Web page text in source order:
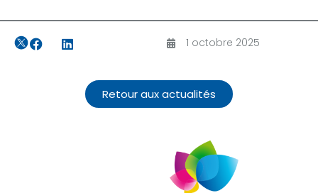
1 octobre 2025
Retour aux actualités